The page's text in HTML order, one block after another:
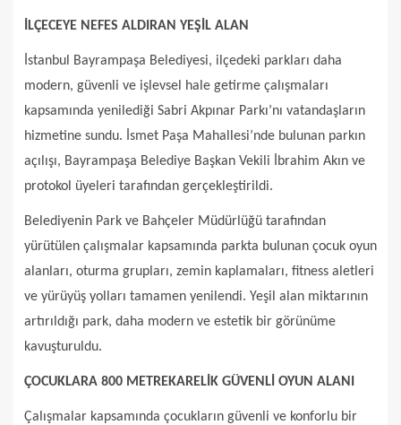
İLÇECEYE NEFES ALDIRAN YEŞİL ALAN
İstanbul Bayrampaşa Belediyesi, ilçedeki parkları daha
modern, güvenli ve işlevsel hale getirme çalışmaları
kapsamında yenilediği Sabri Akpınar Parkı’nı vatandaşların
hizmetine sundu. İsmet Paşa Mahallesi’nde bulunan parkın
açılışı, Bayrampaşa Belediye Başkan Vekili İbrahim Akın ve
protokol üyeleri tarafından gerçekleştirildi.
Belediyenin Park ve Bahçeler Müdürlüğü tarafından
yürütülen çalışmalar kapsamında parkta bulunan çocuk oyun
alanları, oturma grupları, zemin kaplamaları, fitness aletleri
ve yürüyüş yolları tamamen yenilendi. Yeşil alan miktarının
artırıldığı park, daha modern ve estetik bir görünüme
kavuşturuldu.
ÇOCUKLARA 800 METREKARELİK GÜVENLİ OYUN ALANI
Çalışmalar kapsamında çocukların güvenli ve konforlu bir